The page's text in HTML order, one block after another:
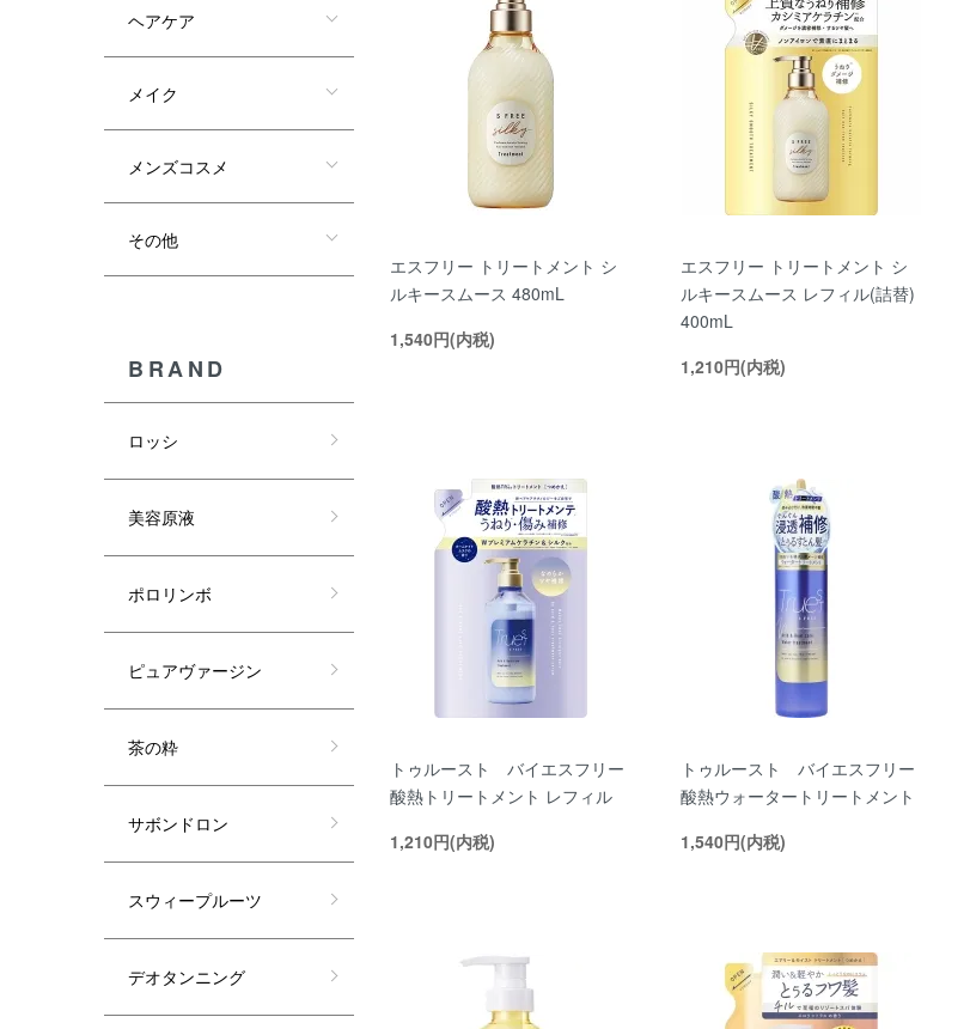
エスフリー トリートメント シ
ルキースムース 480mL
1,540円(内税)
エスフリー トリートメント シ
ルキースムース レフィル(詰替)
400mL
1,210円(内税)
トゥルースト バイエスフリー
酸熱トリートメント レフィル
1,210円(内税)
トゥルースト バイエスフリー
酸熱ウォータートリートメント
1,540円(内税)
ヘアケア
メイク
メンズコスメ
その他
BRAND
ロッシ
美容原液
ポロリンボ
ピュアヴァージン
茶の粋
サボンドロン
スウィープルーツ
デオタンニング